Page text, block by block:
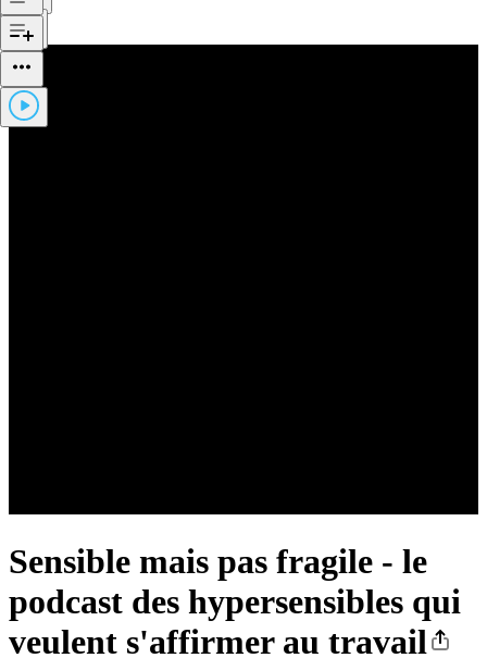
Sensible mais pas fragile - le
podcast des hypersensibles qui
veulent s'affirmer au travail